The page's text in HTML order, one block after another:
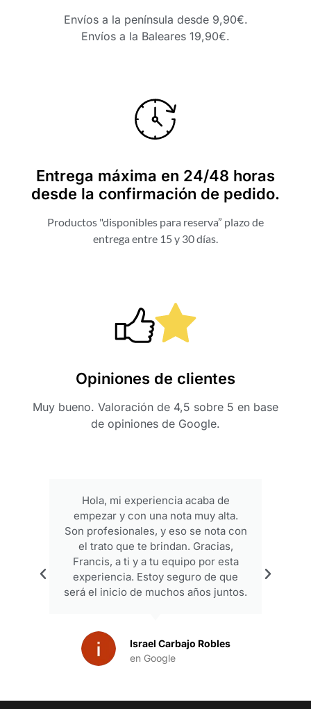
Envíos a la península desde 9,90€.
Envíos a la Baleares 19,90€.
Entrega máxima en 24/48 horas
desde la confirmación de pedido.
Productos "disponibles para reserva” plazo de
entrega entre 15 y 30 días.
Opiniones de clientes
Muy bueno. Valoración de 4,5 sobre 5 en base
de opiniones de Google.
Hola, mi experiencia acaba de
empezar y con una nota muy alta.
Son profesionales, y eso se nota con
el trato que te brindan. Gracias,
Francis, a ti y a tu equipo por esta
experiencia. Estoy seguro de que
será el inicio de muchos años juntos.
Israel Carbajo Robles
en Google